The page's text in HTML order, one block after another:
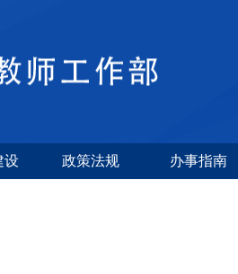
设 政策法规 办事指南